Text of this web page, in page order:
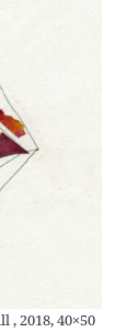
2018, 40×50